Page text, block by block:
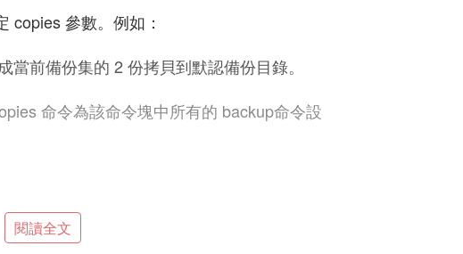
copies 參數。例如：
當前備份集的 2 份拷貝到默認備份目錄。
命令為該命令塊中所有的 backup命令設
』
閱讀全文